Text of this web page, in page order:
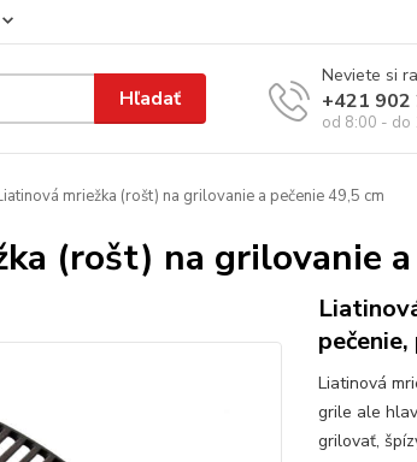
Hľadať
Neviete si
+421 902
od 8:00 - do
mriežka (rošt) na grilovanie a pečenie 49,5 cm
(rošt) na grilovanie
Liatinová
grile ale
grilovať,